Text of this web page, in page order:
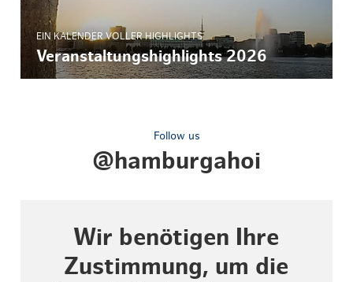
EIN KALENDER VOLLER HIGHLIGHTS
Veranstaltungshighlights 2026
Follow us
@hamburgahoi
Wir benötigen Ihre
Zustimmung, um die